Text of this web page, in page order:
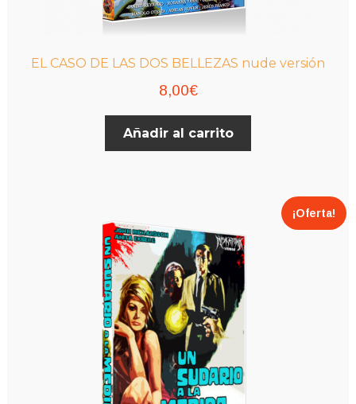
EL CASO DE LAS DOS BELLEZAS nude versión
8,00€
Añadir al carrito
¡Oferta!